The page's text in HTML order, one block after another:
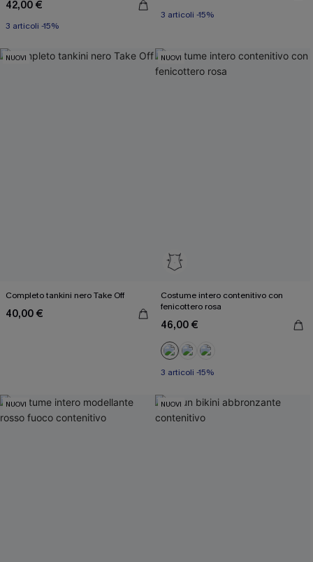
42,00 €
3 articoli -15%
3 articoli -15%
NUOVI
Completo tankini nero Take Off
40,00 €
NUOVI
Costume intero contenitivo con
fenicottero rosa
46,00 €
3 articoli -15%
NUOVI NUOVI